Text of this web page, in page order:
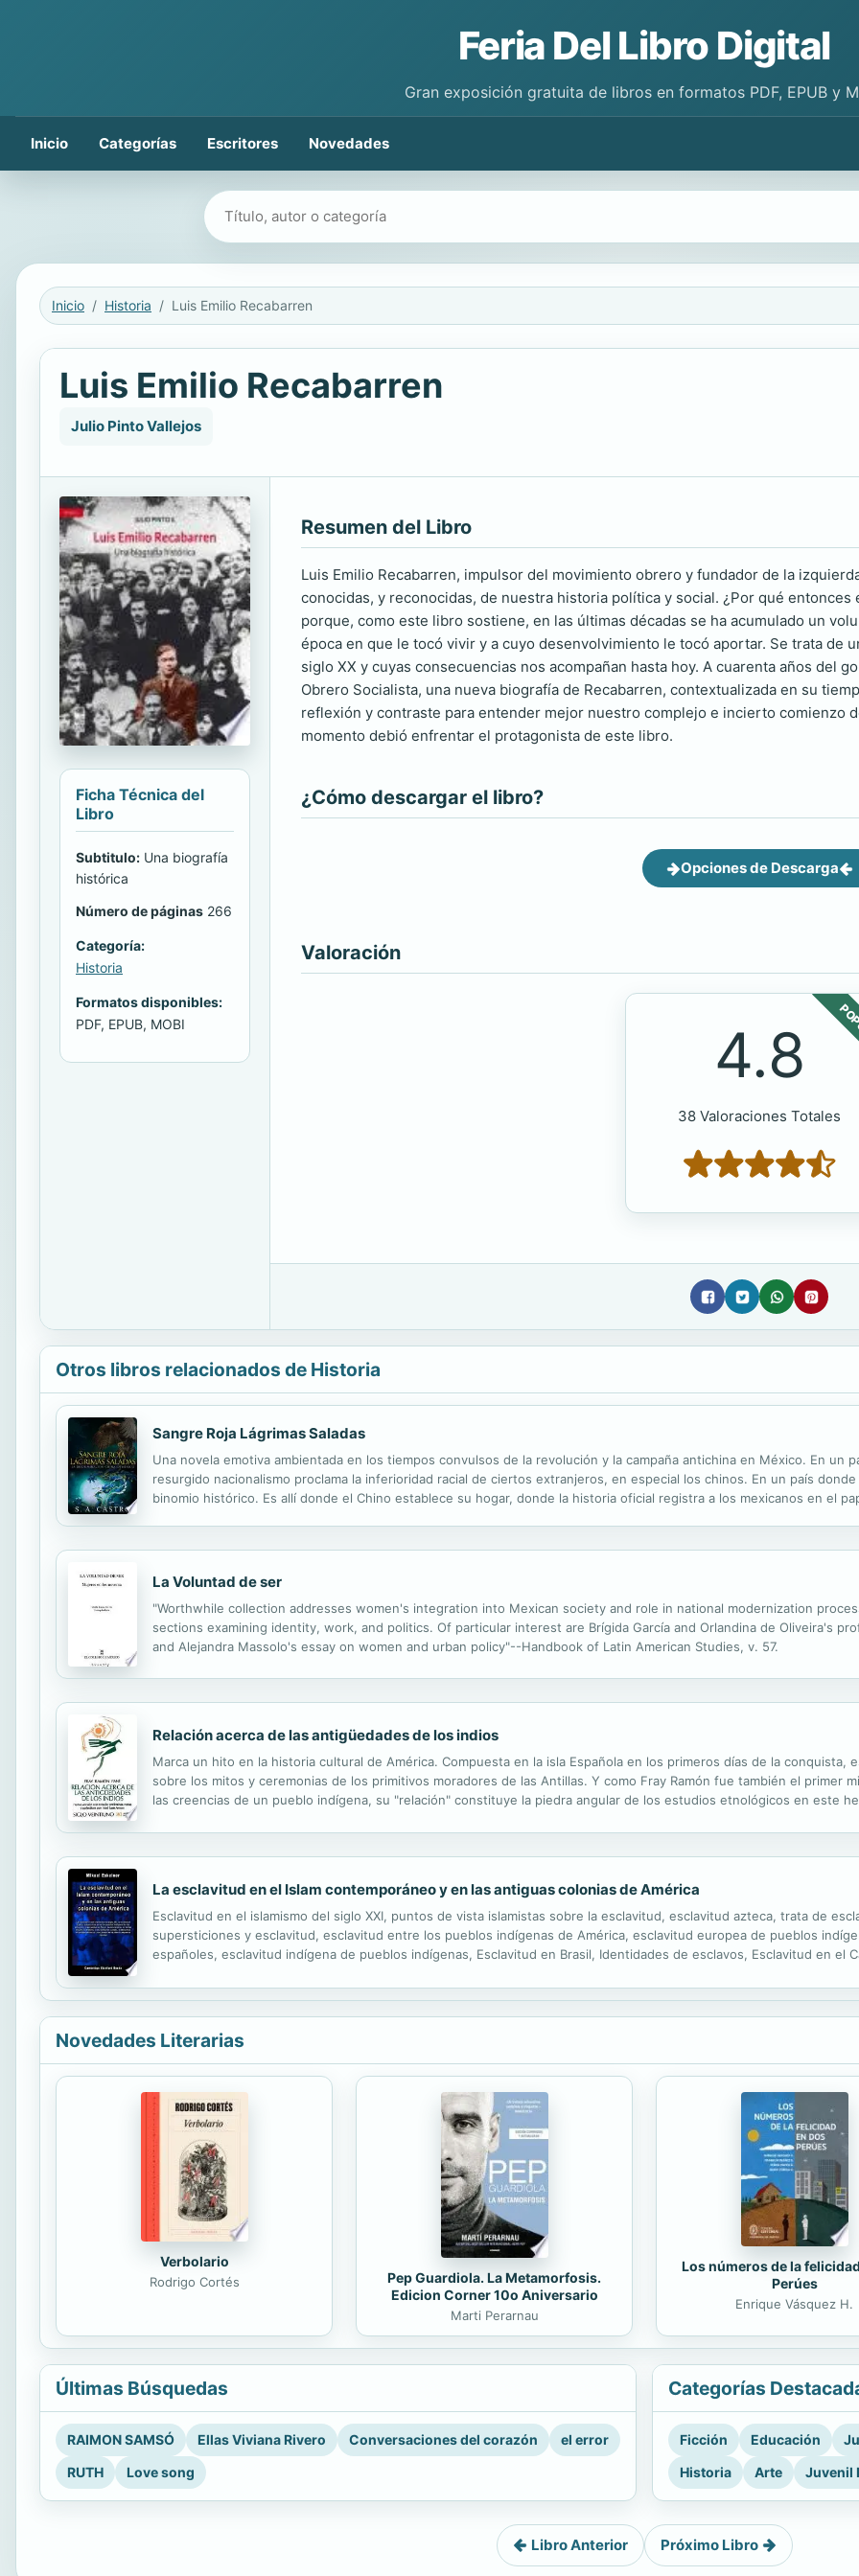
Feria Del Libro Digital
Gran exposición gratuita de libros en formatos PDF, EPUB y
Inicio Categorías Escritores Novedades
Buscar libros
Inicio Historia Luis Emilio Recabarren
Luis Emilio Recabarren
Julio Pinto Vallejos
Ficha Técnica del
Libro
Subtitulo: Una biografía
histórica
Número de páginas 266
Categoría:
Historia
Formatos disponibles:
PDF, EPUB, MOBI
Resumen del Libro
Luis Emilio Recabarren, impulsor del movimiento obrero y fundador de la
conocidas, y reconocidas, de nuestra historia política y social. ¿Por qué
porque, como este libro sostiene, en las últimas décadas se ha acumulado un
época en que le tocó vivir y a cuyo desenvolvimiento le tocó aportar. Se trata de
siglo XX y cuyas consecuencias nos acompañan hasta hoy. A cuarenta años del
Obrero Socialista, una nueva biografía de Recabarren, contextualizada en su
reflexión y contraste para entender mejor nuestro complejo e incierto comienzo
momento debió enfrentar el protagonista de este libro.
¿Cómo descargar el libro?
Opciones de Descarga
Valoración
4.8
38 Valoraciones Totales
Otros libros relacionados de Historia
Sangre Roja Lágrimas Saladas
Una novela emotiva ambientada en los tiempos convulsos de la revolución y la campaña antichina en México. En un
resurgido nacionalismo proclama la inferioridad racial de ciertos extranjeros, en especial los chinos. En un país
binomio histórico. Es allí donde el Chino establece su hogar, donde la historia oficial registra a los mexicanos en el
La Voluntad de ser
"Worthwhile collection addresses women's integration into Mexican society and role in national modernization
sections examining identity, work, and politics. Of particular interest are Brígida García and Orlandina de Oliveira's
and Alejandra Massolo's essay on women and urban policy"--Handbook of Latin American Studies, v. 57.
Relación acerca de las antigüedades de los indios
Marca un hito en la historia cultural de América. Compuesta en la isla Española en los primeros días de la conquista,
sobre los mitos y ceremonias de los primitivos moradores de las Antillas. Y como Fray Ramón fue también el primer
las creencias de un pueblo indígena, su "relación" constituye la piedra angular de los estudios etnológicos en este
La esclavitud en el Islam contemporáneo y en las antiguas colonias de América
Esclavitud en el islamismo del siglo XXI, puntos de vista islamistas sobre la esclavitud, esclavitud azteca, trata de
supersticiones y esclavitud, esclavitud entre los pueblos indígenas de América, esclavitud europea de pueblos
españoles, esclavitud indígena de pueblos indígenas, Esclavitud en Brasil, Identidades de esclavos, Esclavitud en el
Novedades Literarias
Verbolario
Rodrigo Cortés
Pep Guardiola. La Metamorfosis.
Edicion Corner 10o Aniversario
Marti Perarnau
Los números de la
Perúes
Enrique Vásquez H.
Últimas Búsquedas
RAIMON SAMSÓ Ellas Viviana Rivero Conversaciones del corazón
el error
RUTH
Love song
Categorías
Ficción Educación
Historia
Arte Juvenil
Libro Anterior Próximo Libro